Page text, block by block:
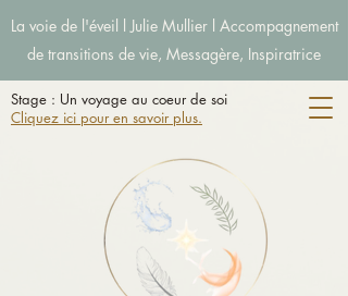
La voie de l'éveil l Julie Mullier l Accompagnement
de transitions de vie, Messagère, Inspiratrice
Stage : Un voyage au coeur de soi
Cliquez ici pour en savoir plus.